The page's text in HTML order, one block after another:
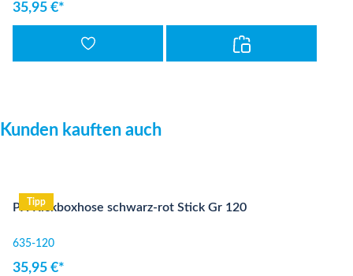
35,95 €*
Produktgalerie überspringen
Kunden kauften auch
Tipp
PX Kickboxhose schwarz-rot Stick Gr 120
635-120
35,95 €*